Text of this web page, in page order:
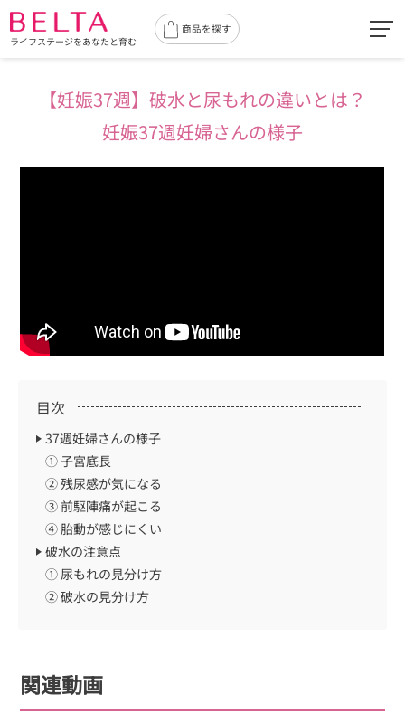
ライフステージをあなたと育む
商品を探す
【妊娠37週】破水と尿もれの違いとは？
妊娠37週妊婦さんの様子
目次
37週妊婦さんの様子
① 子宮底長
② 残尿感が気になる
③ 前駆陣痛が起こる
④ 胎動が感じにくい
破水の注意点
① 尿もれの見分け方
② 破水の見分け方
関連動画